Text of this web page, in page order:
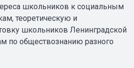
школьников к социальным
теоретическую и
школьников Ленинградской
по обществознанию разного